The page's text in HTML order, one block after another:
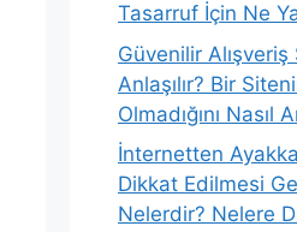
Tasarruf İçin Ne
Güvenilir Alışveriş
Anlaşılır? Bir
Olmadığını Nasıl
İnternetten
Dikkat Edilmesi
Nelerdir? Nelere